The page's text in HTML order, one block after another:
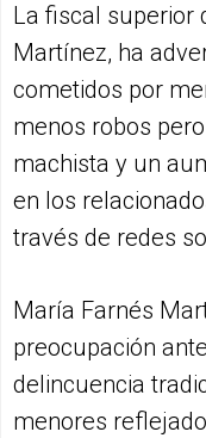
La fiscal superior
Martínez, ha
cometidos por
menos robos
machista y un
en los
través de redes
María Farnés
preocupación
delincuencia
menores